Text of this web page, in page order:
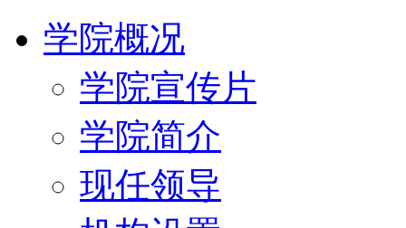
学院概况
学院宣传片
学院简介
现任领导